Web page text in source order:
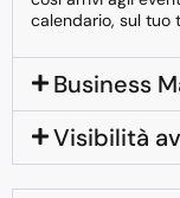
calendario, sul tuo
Business
Visibilità